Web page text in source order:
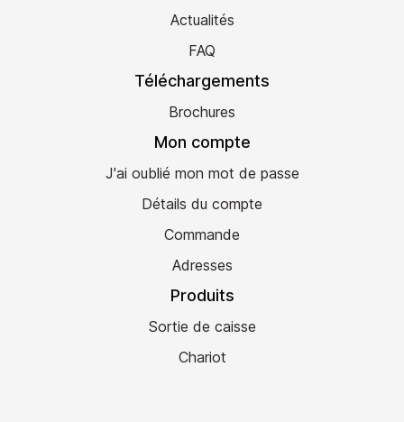
Actualités
FAQ
Téléchargements
Brochures
Mon compte
J'ai oublié mon mot de passe
Détails du compte
Commande
Adresses
Produits
Sortie de caisse
Chariot